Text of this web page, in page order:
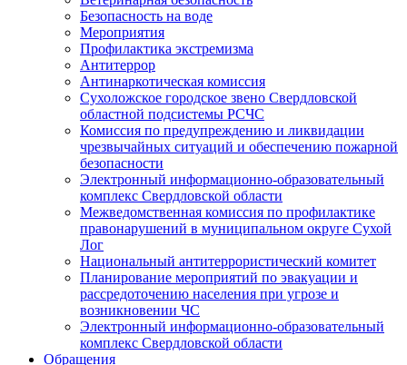
Безопасность на воде
Мероприятия
Профилактика экстремизма
Антитеррор
Антинаркотическая комиссия
Сухоложское городское звено Свердловской
областной подсистемы РСЧС
Комиссия по предупреждению и ликвидации
чрезвычайных ситуаций и обеспечению пожарной
безопасности
Электронный информационно-образовательный
комплекс Cвердловской области
Межведомственная комиссия по профилактике
правонарушений в муниципальном округе Сухой
Лог
Национальный антитеррористический комитет
Планирование мероприятий по эвакуации и
рассредоточению населения при угрозе и
возникновении ЧС
Электронный информационно-образовательный
комплекс Свердловской области
Обращения